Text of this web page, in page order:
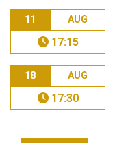
11 AUG
17:15
18 AUG
17:30